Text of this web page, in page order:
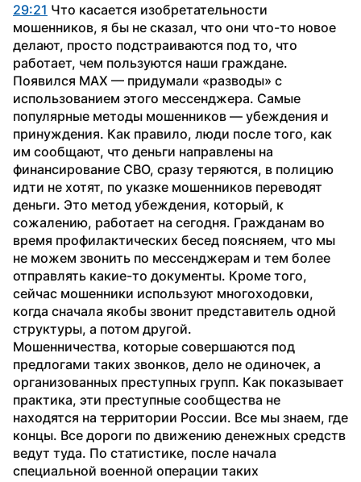
29:21 Что касается изобретательности
мошенников, я бы не сказал, что они что-то новое
делают, просто подстраиваются под то, что
работает, чем пользуются наши граждане.
Появился МАХ — придумали «разводы» с
использованием этого мессенджера. Самые
популярные методы мошенников — убеждения и
принуждения. Как правило, люди после того, как
им сообщают, что деньги направлены на
финансирование СВО, сразу теряются, в полицию
идти не хотят, по указке мошенников переводят
деньги. Это метод убеждения, который, к
сожалению, работает на сегодня. Гражданам во
время профилактических бесед поясняем, что мы
не можем звонить по мессенджерам и тем более
отправлять какие-то документы. Кроме того,
сейчас мошенники используют многоходовки,
когда сначала якобы звонит представитель одной
структуры, а потом другой.
Мошенничества, которые совершаются под
предлогами таких звонков, дело не одиночек, а
организованных преступных групп. Как показывает
практика, эти преступные сообщества не
находятся на территории России. Все мы знаем, где
концы. Все дороги по движению денежных средств
ведут туда. По статистике, после начала
специальной военной операции таких